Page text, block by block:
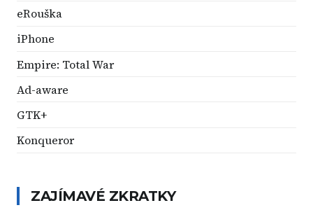
eRouška
iPhone
Empire: Total War
Ad-aware
GTK+
Konqueror
ZAJÍMAVÉ ZKRATKY